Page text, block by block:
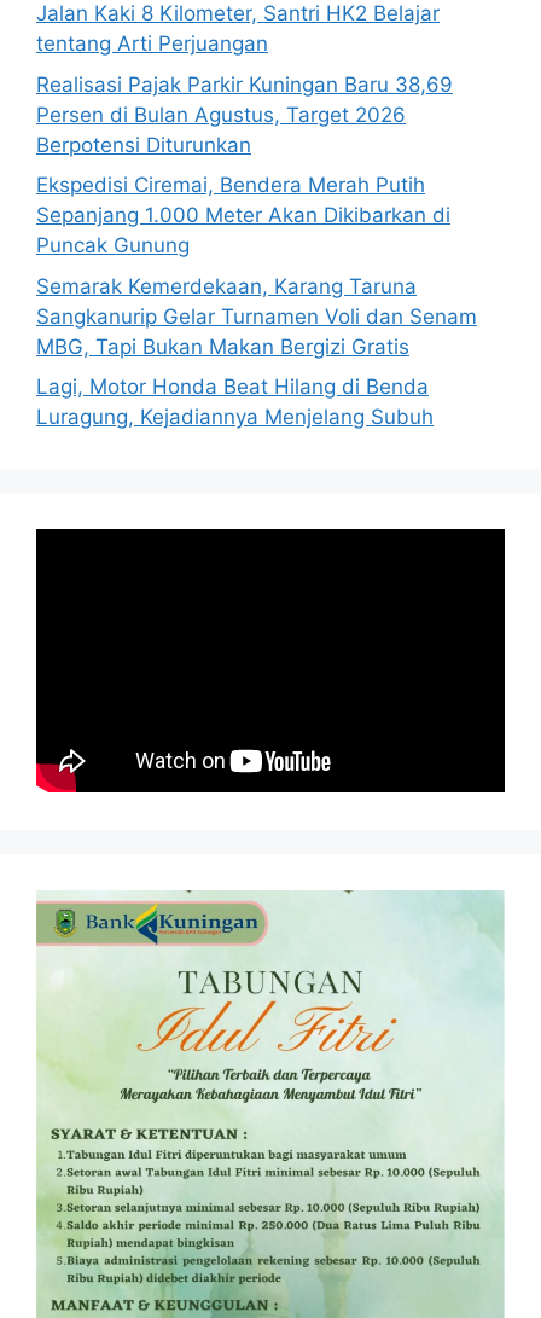
Jalan Kaki 8 Kilometer, Santri HK2 Belajar
tentang Arti Perjuangan
Realisasi Pajak Parkir Kuningan Baru 38,69
Persen di Bulan Agustus, Target 2026
Berpotensi Diturunkan
Ekspedisi Ciremai, Bendera Merah Putih
Sepanjang 1.000 Meter Akan Dikibarkan di
Puncak Gunung
Semarak Kemerdekaan, Karang Taruna
Sangkanurip Gelar Turnamen Voli dan Senam
MBG, Tapi Bukan Makan Bergizi Gratis
Lagi, Motor Honda Beat Hilang di Benda
Luragung, Kejadiannya Menjelang Subuh